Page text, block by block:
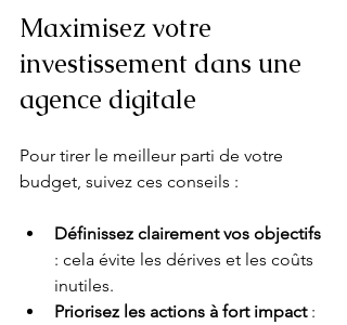
Maximisez votre
investissement dans une
agence digitale
Pour tirer le meilleur parti de votre
budget, suivez ces conseils :
Définissez clairement vos objectifs
: cela évite les dérives et les coûts
inutiles.
Priorisez les actions à fort impact :